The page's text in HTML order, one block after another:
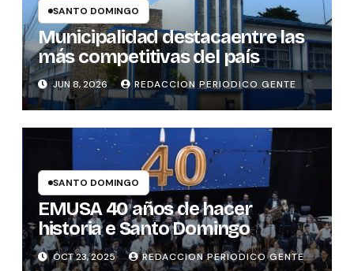
SANTO DOMINGO
Municipalidad destacaentre las
más competitivas del país
JUN 8, 2026 REDACCION PERIODICO GENTE
SANTO DOMINGO
EMUSA 40 años de hacer
historia e Santo Domingo
OCT 23, 2025 REDACCION PERIODICO GENTE